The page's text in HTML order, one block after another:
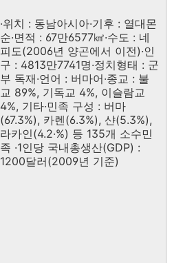
·위치 : 동남아시아·기후 : 열대몬
순·면적 : 67만6577㎢·수도 : 네
피도(2006년 양곤에서 이전)·인
구 : 4813만7741명·정치형태 : 군
부 독재·언어 : 버마어·종교 : 불
교 89%, 기독교 4%, 이슬람교
4%, 기타·민족 구성 : 버마
(67.3%), 카렌(6.3%), 샨(5.3%),
라카인(4.2·%) 등 135개 소수민
족 ·1인당 국내총생산(GDP) :
1200달러(2009년 기준)